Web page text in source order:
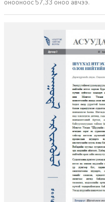
онооноос 57,33 оноо авчээ.